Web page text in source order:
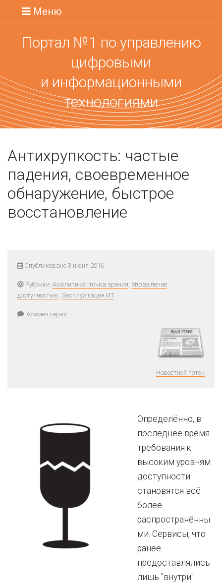
Меню
Портал №1 по управлению
цифровыми
и информационными
технологиями
Антихрупкость: частые
падения, своевременное
обнаружение, быстрое
восстановление
Опубликовано 3 июня 2016
Рубрики: Аналитика: точка зрения, Управление
доступностью, Эксплуатация ИТ
Комментарии
Новостной поток
Определённо, в
последнее время
требования к
высоким уровням
доступности
становятся всё
более
распространённы
ми. Сервисы, что
ранее
предоставлялись
лишь "внутри"